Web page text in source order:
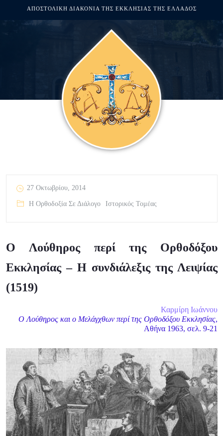
ΑΠΟΣΤΟΛΙΚΗ ΔΙΑΚΟΝΙΑ ΤΗΣ ΕΚΚΛΗΣΙΑΣ ΤΗΣ ΕΛΛΑΔΟΣ
27 Οκτωβρίου, 2014
Η Ορθοδοξία Σε Διάλογο Ιστορικός Τομέας
Ο Λούθηρος περί της Ορθοδόξου
Εκκλησίας – H συνδιάλεξις της Λειψίας
(1519)
Καρμίρη Ιωάννου
Ο Λούθηρος και ο Μελάγχθων περί της Ορθοδόξου Εκκλησίας,
Αθήνα 1963, σελ. 9-21